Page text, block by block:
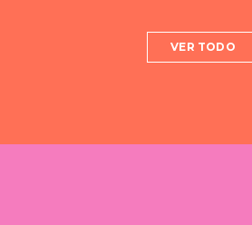
VER TODO